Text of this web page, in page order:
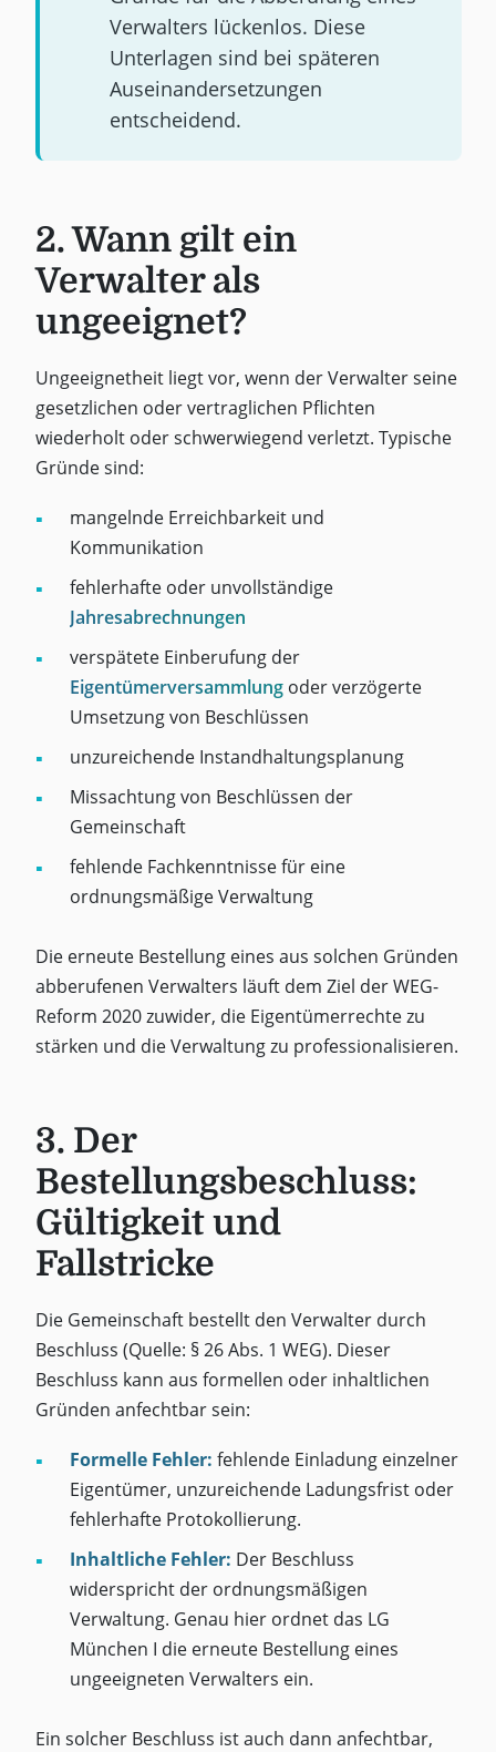
Verwalters lückenlos. Diese
Unterlagen sind bei späteren
Auseinandersetzungen
entscheidend.
2. Wann gilt ein
Verwalter als
ungeeignet?
Ungeeignetheit liegt vor, wenn der Verwalter seine
gesetzlichen oder vertraglichen Pflichten
wiederholt oder schwerwiegend verletzt. Typische
Gründe sind:
mangelnde Erreichbarkeit und
Kommunikation
fehlerhafte oder unvollständige
Jahresabrechnungen
verspätete Einberufung der
Eigentümerversammlung oder verzögerte
Umsetzung von Beschlüssen
unzureichende Instandhaltungsplanung
Missachtung von Beschlüssen der
Gemeinschaft
fehlende Fachkenntnisse für eine
ordnungsmäßige Verwaltung
Die erneute Bestellung eines aus solchen Gründen
abberufenen Verwalters läuft dem Ziel der WEG-
Reform 2020 zuwider, die Eigentümerrechte zu
stärken und die Verwaltung zu professionalisieren.
3. Der
Bestellungsbeschluss:
Gültigkeit und
Fallstricke
Die Gemeinschaft bestellt den Verwalter durch
Beschluss (Quelle: § 26 Abs. 1 WEG). Dieser
Beschluss kann aus formellen oder inhaltlichen
Gründen anfechtbar sein:
Formelle Fehler: fehlende Einladung einzelner
Eigentümer, unzureichende Ladungsfrist oder
fehlerhafte Protokollierung.
Inhaltliche Fehler: Der Beschluss
widerspricht der ordnungsmäßigen
Verwaltung. Genau hier ordnet das LG
München I die erneute Bestellung eines
ungeeigneten Verwalters ein.
Ein solcher Beschluss ist auch dann anfechtbar,